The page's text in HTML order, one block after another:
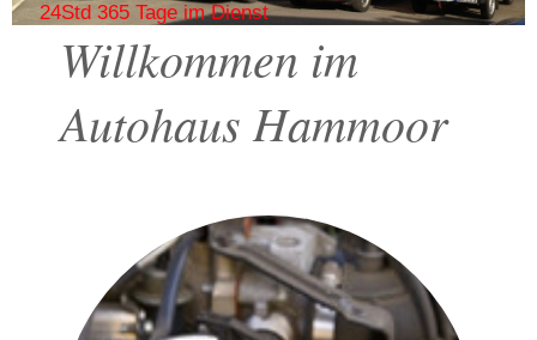
24Std 365 Tage im Dienst
Willkommen im
Autohaus Hammoor